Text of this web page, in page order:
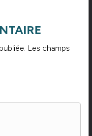
Les champs